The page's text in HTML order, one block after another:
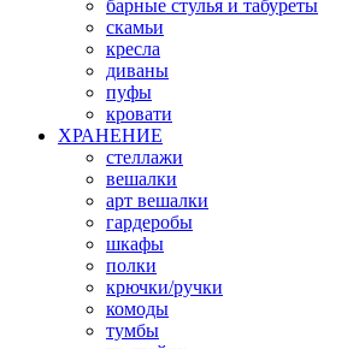
барные стулья и табуреты
скамьи
кресла
диваны
пуфы
кровати
ХРАНЕНИЕ
стеллажи
вешалки
арт вешалки
гардеробы
шкафы
полки
крючки/ручки
комоды
тумбы